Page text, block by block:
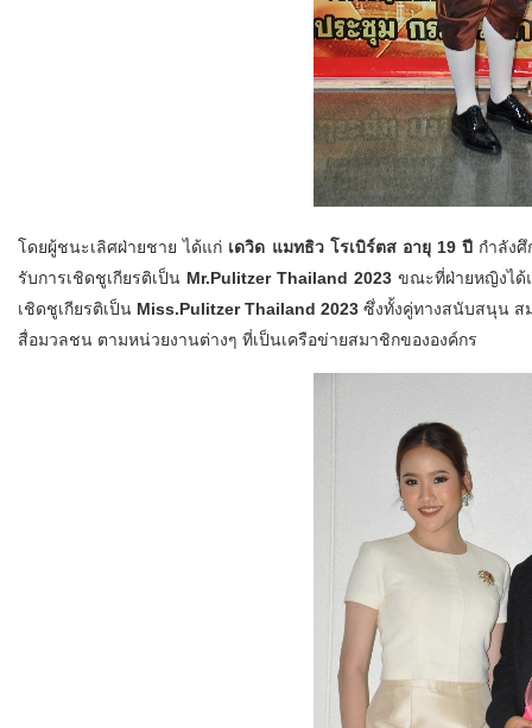
โดยผู้ชนะเลิศฝ่ายชาย ได้แก่ เดวิด แมทธิว โรเบิร์ตส อายุ 19 ปี กำลัง
รับการเชิดชูเกียรติเป็น Mr.Pulitzer Thailand 2023 ขณะที่ฝ่ายหญิงไ
เชิดชูเกียรติเป็น Miss.Pulitzer Thailand 2023 ซึ่งทั้งคู่ทางสนับสนุน ส
สื่อมวลชน ตามหน่วยงานต่างๆ ที่เป็นเครือข่ายสมาชิกขององค์กร